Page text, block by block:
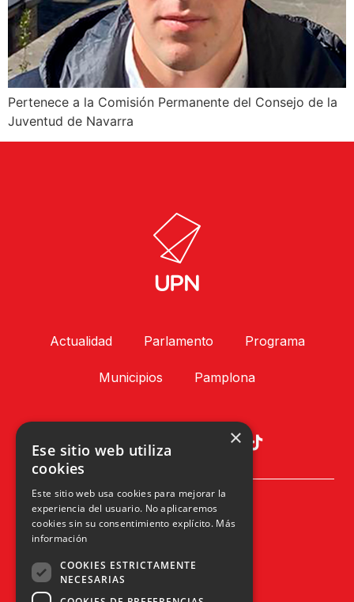
Pertenece a la Comisión Permanente del Consejo de la
Juventud de Navarra
Actualidad Parlamento Programa
Municipios Pamplona
Plaza Príncipe de Viana, 1, 4º
31002 Pamplona, Navarra
×
Ese sitio web utiliza
cookies
Este sitio web usa cookies para mejorar la
experiencia del usuario. No aplicaremos
cookies sin su consentimiento explícito. Más
información
COOKIES ESTRICTAMENTE
NECESARIAS